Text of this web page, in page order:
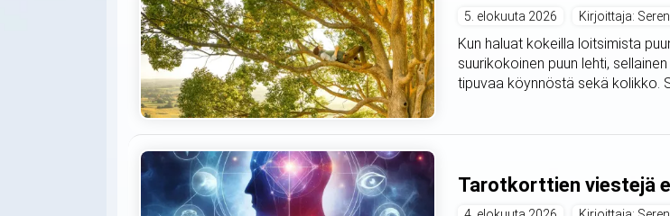
5. elokuuta 2026 Kirjoittaja:
Kun haluat kokeilla loitsimista
suurikokoinen puun lehti,
tipuvaa köynnöstä sekä kolikko.
Tarotkorttien viestejä